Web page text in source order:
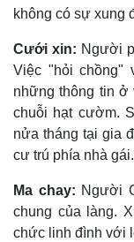
không có sự xung
Cưới xin: Người
Việc "hỏi chồng"
những thông tin ở
chuỗi hạt cườm.
nửa tháng tại gia
cư trú phía nhà gái.
Ma chay: Người
chung của làng.
chức linh đình với